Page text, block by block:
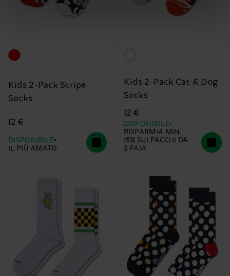
Kids 2-Pack Stripe
Socks
12 €
DISPONIBILE
IL PIÙ AMATO
Kids 2-Pack Cat & Dog
Socks
12 €
DISPONIBILE
RISPARMIA MIN.
15% SUI PACCHI DA
2 PAIA